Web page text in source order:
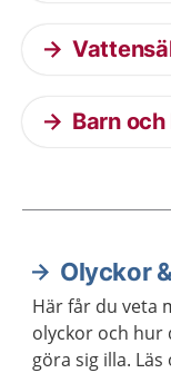
Barn
Aktuella
Olyckor
Här får du veta
olyckor och hur
göra sig illa.